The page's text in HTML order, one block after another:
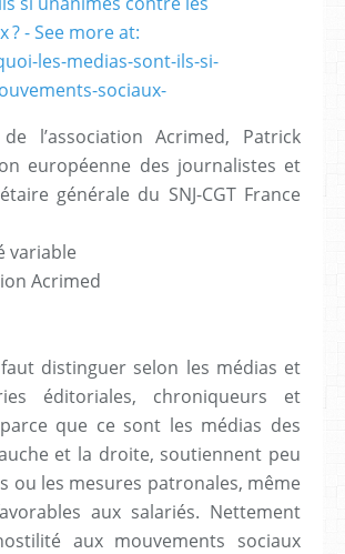
l’association Acrimed, Patrick
européenne des journalistes et
générale du SNJ-CGT France
variable
Acrimed
distinguer selon les médias et
éditoriales, chroniqueurs et
que ce sont les médias des
et la droite, soutiennent peu
ou les mesures patronales, même
aux salariés. Nettement
aux mouvements sociaux